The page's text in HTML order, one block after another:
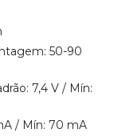
50-90
7,4 V / Mín:
/ Mín: 70 mA